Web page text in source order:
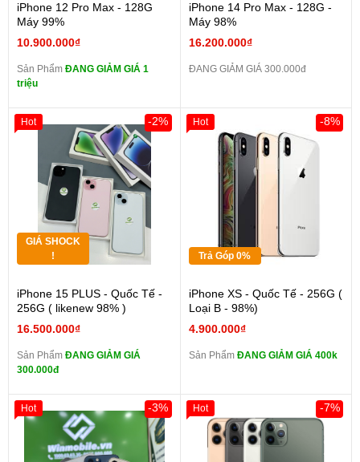
iPhone 12 Pro Max - 128G
Máy 99%
10.900.000₫
Sản Phẩm ĐANG GIẢM GIÁ 1
triệu
iPhone 14 Pro Max - 128G -
Máy 98%
16.200.000₫
ĐANG GIẢM GIÁ 300.000đ
GIÁ SHOCK
!
iPhone 15 PLUS - Quốc Tế -
256G ( likenew 98% )
16.500.000₫
-2%
Sản Phẩm ĐANG GIẢM GIÁ
300.000đ
Hot
Trả Góp 0%
iPhone XS - Quốc Tế - 256G (
Loại B - 98%)
4.900.000₫
-8%
Sản Phẩm ĐANG GIẢM GIÁ 400k
Hot
-3%
Hot -7%
Hot